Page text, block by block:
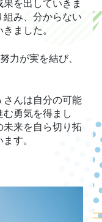
を出していきま
み、分からない
ました。
力が実を結び、
んは自分の可能
勇気を得まし
来を自ら切り拓
す。